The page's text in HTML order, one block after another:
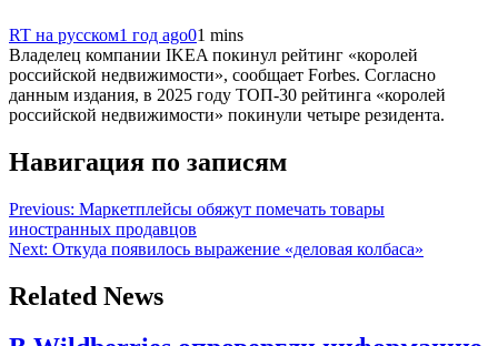
RT на русском1 год ago01 mins
Владелец компании IKEA покинул рейтинг «королей
российской недвижимости», сообщает Forbes. Согласно
данным издания, в 2025 году ТОП-30 рейтинга «королей
российской недвижимости» покинули четыре резидента.
Навигация по записям
Previous: Маркетплейсы обяжут помечать товары
иностранных продавцов
Next: Откуда появилось выражение «деловая колбаса»
Related News